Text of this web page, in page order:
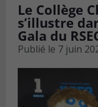
Le Collège
s’illustre
Gala du
Publié le 7 juin